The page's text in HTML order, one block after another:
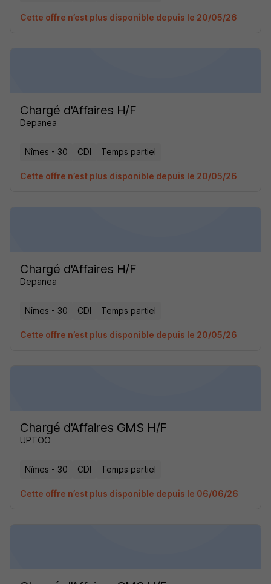
Cette offre n’est plus disponible depuis le 20/05/26
Chargé d'Affaires H/F
Depanea
Nîmes - 30 CDI Temps partiel
Cette offre n’est plus disponible depuis le 20/05/26
Chargé d'Affaires H/F
Depanea
Nîmes - 30 CDI Temps partiel
Cette offre n’est plus disponible depuis le 20/05/26
Chargé d'Affaires GMS H/F
UPTOO
Nîmes - 30 CDI Temps partiel
Cette offre n’est plus disponible depuis le 06/06/26